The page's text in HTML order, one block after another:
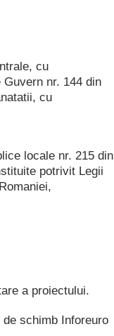
cu
nr. 144 din
cu
locale nr. 215 din
potrivit Legii
a proiectului.
schimb Inforeuro